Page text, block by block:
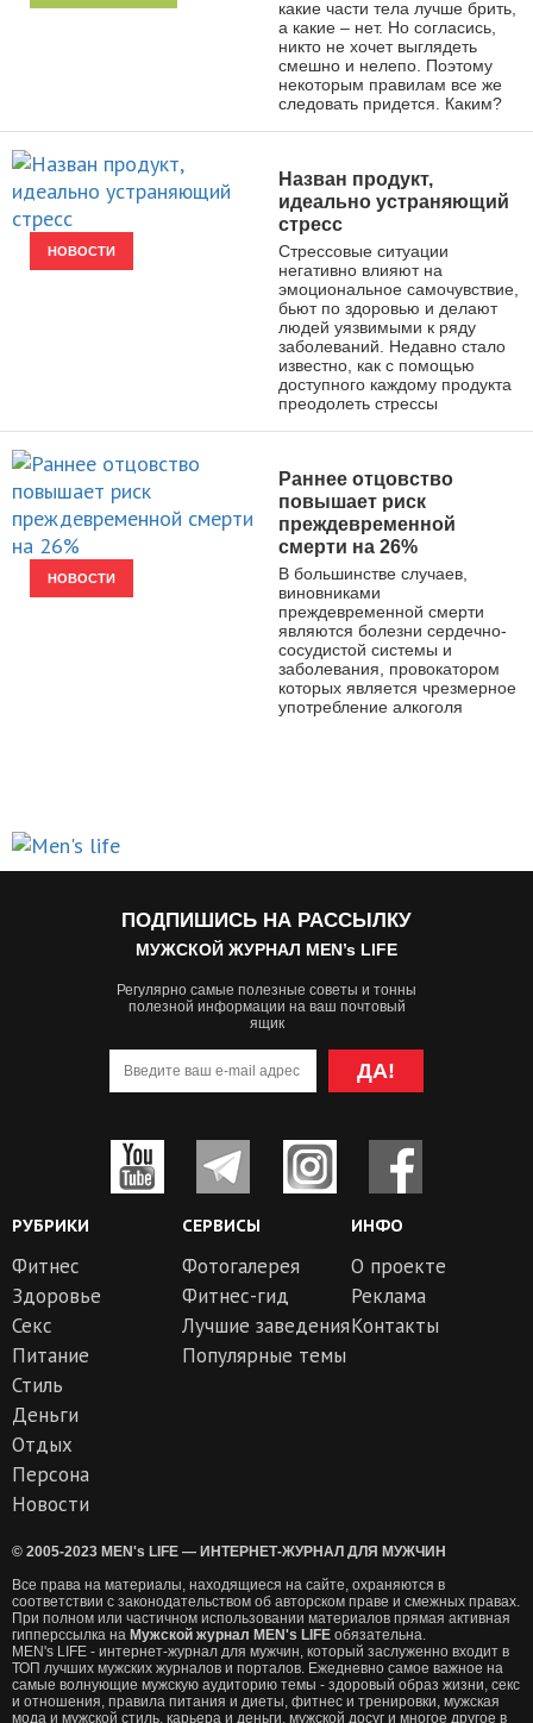
какие части тела лучше брить,
а какие – нет. Но согласись,
никто не хочет выглядеть
смешно и нелепо. Поэтому
некоторым правилам все же
следовать придется. Каким?
НОВОСТИ
Назван продукт,
идеально устраняющий
стресс
Стрессовые ситуации
негативно влияют на
эмоциональное самочувствие,
бьют по здоровью и делают
людей уязвимыми к ряду
заболеваний. Недавно стало
известно, как с помощью
доступного каждому продукта
преодолеть стрессы
НОВОСТИ
Раннее отцовство
повышает риск
преждевременной
смерти на 26%
В большинстве случаев,
виновниками
преждевременной смерти
являются болезни сердечно-
сосудистой системы и
заболевания, провокатором
которых является чрезмерное
употребление алкоголя
ПОДПИШИСЬ НА РАССЫЛКУ
МУЖСКОЙ ЖУРНАЛ MEN’s LIFE
Регулярно самые полезные советы и тонны
полезной информации на ваш почтовый
ящик
ДА!
РУБРИКИ
Фитнес
Здоровье
Секс
Питание
Стиль
Деньги
Отдых
Персона
Новости
СЕРВИСЫ
Фотогалерея
Фитнес-гид
Лучшие заведения
Популярные темы
ИНФО
О проекте
Реклама
Контакты
© 2005-2023 MEN's LIFE — ИНТЕРНЕТ-ЖУРНАЛ ДЛЯ МУЖЧИН
Все права на материалы, находящиеся на сайте, охраняются в
соответствии с законодательством об авторском праве и смежных правах.
При полном или частичном использовании материалов прямая активная
гипперссылка на Мужской журнал MEN's LIFE обязательна.
MEN's LIFE - интернет-журнал для мужчин, который заслуженно входит в
ТОП лучших мужских журналов и порталов. Ежедневно самое важное на
самые волнующие мужскую аудиторию темы - здоровый образ жизни, секс
и отношения, правила питания и диеты, фитнес и тренировки, мужская
мода и мужской стиль, карьера и деньги, мужской досуг и многое другое в